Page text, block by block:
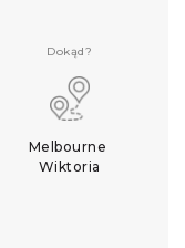
Dokąd?
Melbourne
Wiktoria